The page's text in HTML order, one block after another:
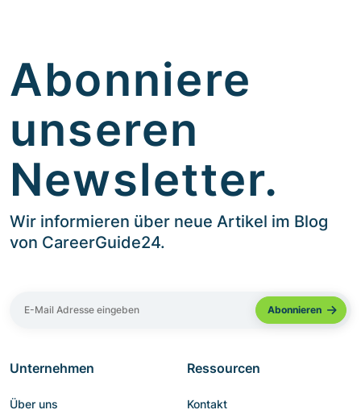
Abonniere
unseren
Newsletter.
Wir informieren über neue Artikel im Blog
von CareerGuide24.
Unternehmen
Über uns
Ressourcen
Kontakt